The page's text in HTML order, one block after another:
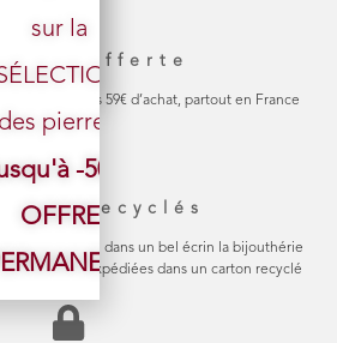
offerte
gratuite dès 59€ d’achat, partout en France
recyclés
emballé dans un bel écrin la bijouthérie
sont expédiées dans un carton recyclé
sur la
des pierres.
-50%
OFFRE